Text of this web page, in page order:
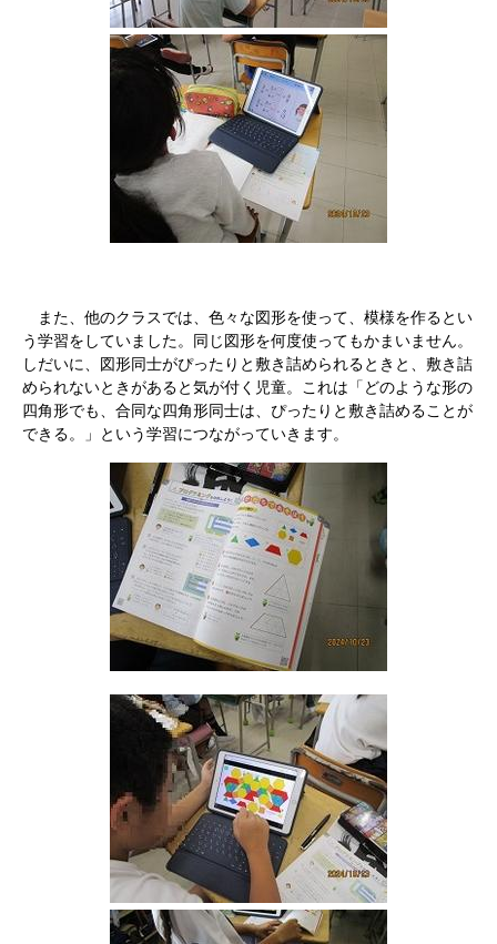
また、他のクラスでは、色々な図形を使って、模様を作るとい
う学習をしていました。同じ図形を何度使ってもかまいません。
しだいに、図形同士がぴったりと敷き詰められるときと、敷き詰
められないときがあると気が付く児童。これは「どのような形の
四角形でも、合同な四角形同士は、ぴったりと敷き詰めることが
できる。」という学習につながっていきます。